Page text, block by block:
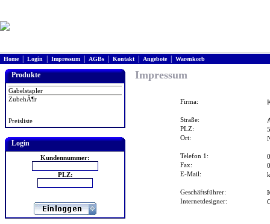
Home| Login Impressum AGBs Kontakt| Angebote| Warenkorb
Produkte
Gabelstapler
ZubehÃ¶r
Preisliste
Login
Kundennummer:
PLZ:
Impressum
Firma:
Straße:
PLZ:
Ort:
Telefon 1:
Fax:
E-Mail:
Geschäftsführer:
Internetdesigner: